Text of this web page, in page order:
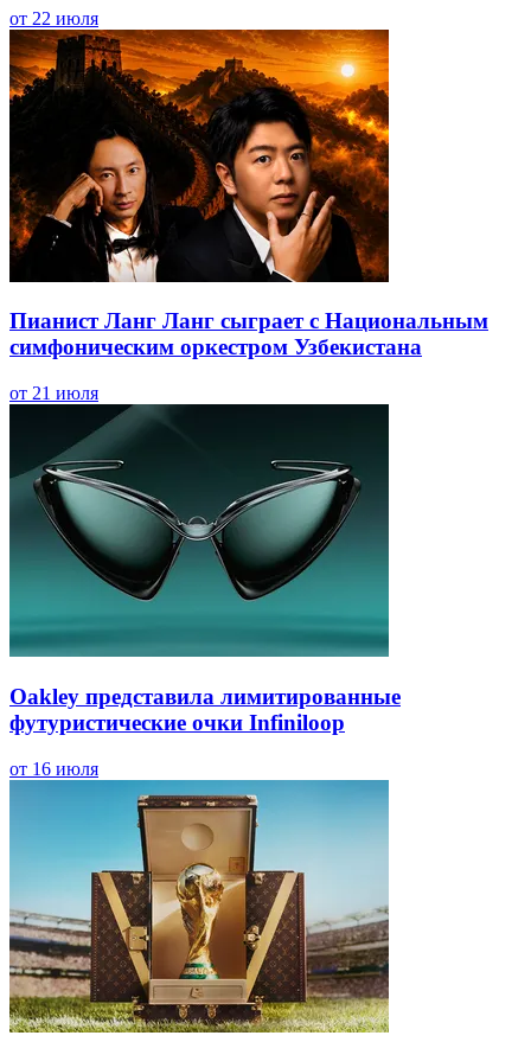
от 22 июля
Пианист Ланг Ланг сыграет с Национальным
симфоническим оркестром Узбекистана
от 21 июля
Oakley представила лимитированные
футуристические очки Infiniloop
от 16 июля